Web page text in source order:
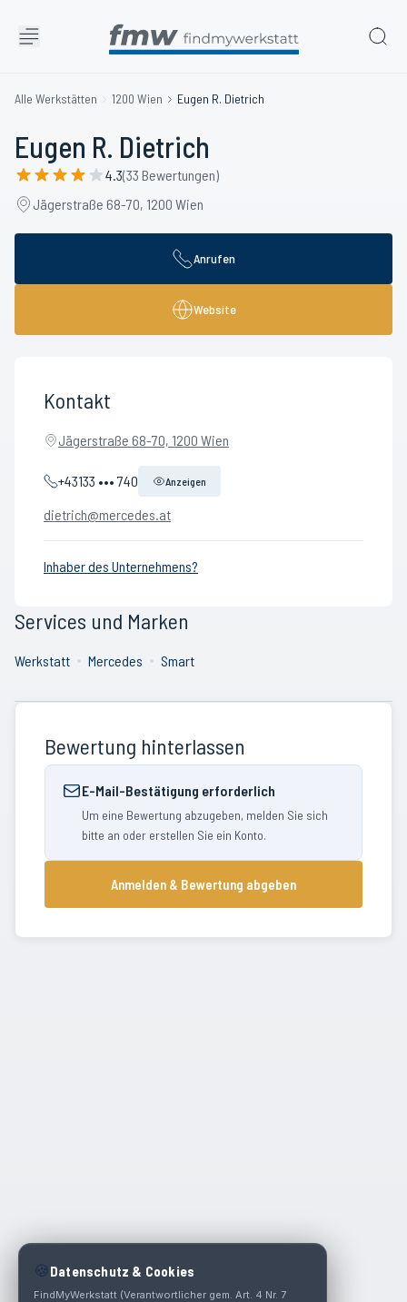
Alle Werkstätten 1200 Wien Eugen R. Dietrich
Eugen R. Dietrich
4.3(33 Bewertungen)
Jägerstraße 68-70, 1200 Wien
Anrufen
Website
Kontakt
Jägerstraße 68-70, 1200 Wien
+43133 ••• 740 Anzeigen
dietrich@mercedes.at
Inhaber des Unternehmens?
Services und Marken
Werkstatt Mercedes Smart
Bewertung hinterlassen
E-Mail-Bestätigung erforderlich
Um eine Bewertung abzugeben, melden Sie sich
bitte an oder erstellen Sie ein Konto.
Anmelden & Bewertung abgeben
🍪 Datenschutz & Cookies
FindMyWerkstatt (Verantwortlicher gem. Art. 4 Nr. 7